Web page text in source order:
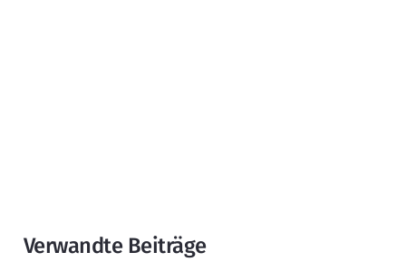
Verwandte Beiträge